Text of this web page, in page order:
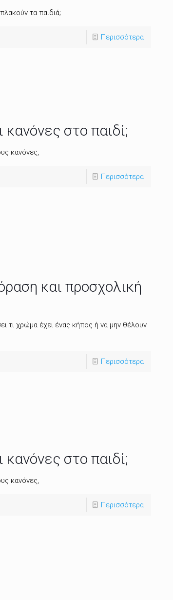
τα παιδιά;
Περισσότερα
στο παιδί;
κανόνες,
Περισσότερα
και προσχολική
τι χρώμα έχει ένας κήπος ή να μην θέλουν
Περισσότερα
στο παιδί;
κανόνες,
Περισσότερα